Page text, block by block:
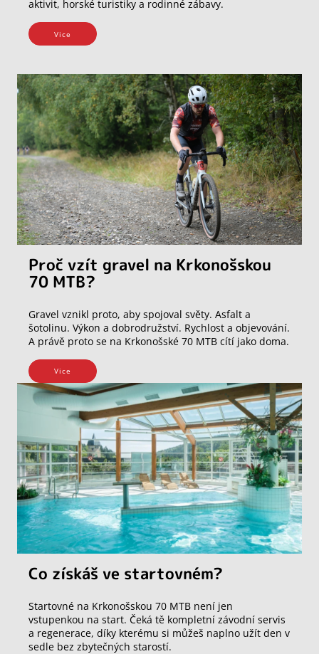
aktivit, horské turistiky a rodinné zábavy.
Vice
Proč vzít gravel na Krkonošskou
70 MTB?
Gravel vznikl proto, aby spojoval světy. Asfalt a
šotolinu. Výkon a dobrodružství. Rychlost a objevování.
A právě proto se na Krkonošské 70 MTB cítí jako doma.
Vice
Co získáš ve startovném?
Startovné na Krkonošskou 70 MTB není jen
vstupenkou na start. Čeká tě kompletní závodní servis
a regenerace, díky kterému si můžeš naplno užít den v
sedle bez zbytečných starostí.